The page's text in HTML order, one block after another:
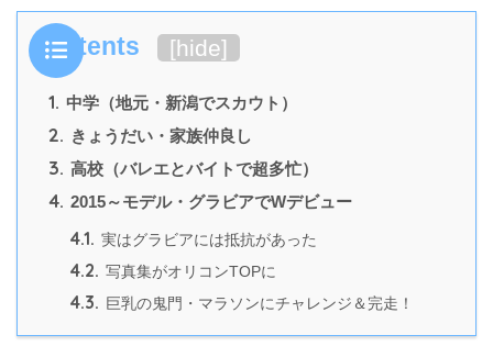
Contents [hide]
1. 中学（地元・新潟でスカウト）
2. きょうだい・家族仲良し
3. 高校（バレエとバイトで超多忙）
4. 2015～モデル・グラビアでWデビュー
4.1. 実はグラビアには抵抗があった
4.2. 写真集がオリコンTOPに
4.3. 巨乳の鬼門・マラソンにチャレンジ＆完走！